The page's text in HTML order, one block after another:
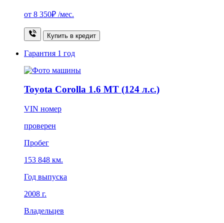
от 8 350₽ /мес.
Купить в кредит
Гарантия 1 год
Toyota Corolla 1.6 MT (124 л.с.)
VIN номер
проверен
Пробег
153 848 км.
Год выпуска
2008 г.
Владельцев